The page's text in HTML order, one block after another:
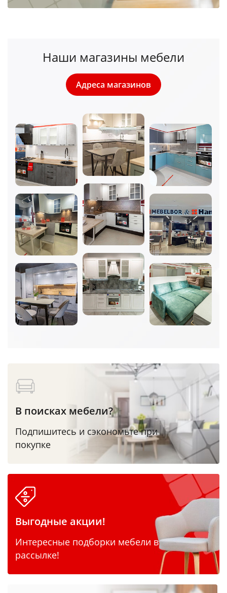
Наши магазины мебели
Адреса магазинов
В поисках мебели?
Подпишитесь и сэкономьте при
покупке
Выгодные акции!
Интересные подборки мебели в
рассылке!